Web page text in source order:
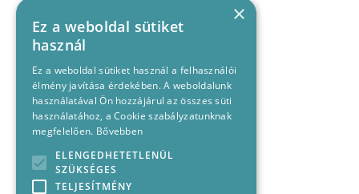
×
Ez a weboldal sütiket
használ
Ez a weboldal sütiket használ a felhasználói
élmény javítása érdekében. A weboldalunk
használatával Ön hozzájárul az összes süti
használatához, a Cookie szabályzatunknak
megfelelően. Bővebben
ELENGEDHETETLENÜL
SZÜKSÉGES
TELJESÍTMÉNY